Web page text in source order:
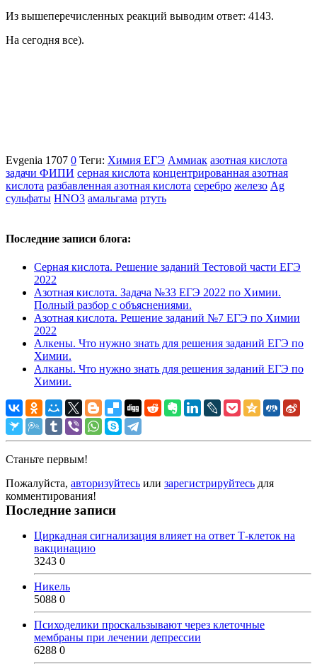
Из вышеперечисленных реакций выводим ответ: 4143.
На сегодня все).
Evgenia 1707 0 Теги: Химия ЕГЭ Аммиак азотная кислота
задачи ФИПИ серная кислота концентрированная азотная
кислота разбавленная азотная кислота серебро железо Ag
сульфаты HNO3 амальгама ртуть
Последние записи блога:
Серная кислота. Решение заданий Тестовой части ЕГЭ
2022
Азотная кислота. Задача №33 ЕГЭ 2022 по Химии.
Полный разбор с объяснениями.
Азотная кислота. Решение заданий №7 ЕГЭ по Химии
2022
Алкены. Что нужно знать для решения заданий ЕГЭ по
Химии.
Алканы. Что нужно знать для решения заданий ЕГЭ по
Химии.
Станьте первым!
Пожалуйста, авторизуйтесь или зарегистрируйтесь для
комментирования!
Последние записи
Циркадная сигнализация влияет на ответ Т-клеток на
вакцинацию
3243 0
Никель
5088 0
Психоделики проскальзывают через клеточные
мембраны при лечении депрессии
6288 0